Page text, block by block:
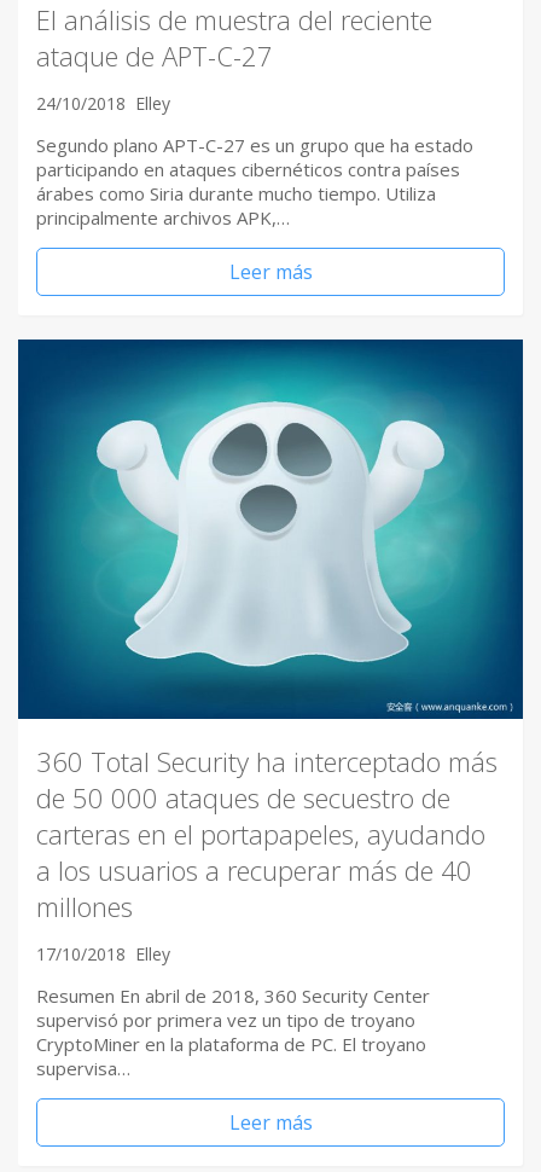
El análisis de muestra del reciente
ataque de APT-C-27
24/10/2018 Elley
Segundo plano APT-C-27 es un grupo que ha estado
participando en ataques cibernéticos contra países
árabes como Siria durante mucho tiempo. Utiliza
principalmente archivos APK,…
Leer más
360 Total Security ha interceptado más
de 50 000 ataques de secuestro de
carteras en el portapapeles, ayudando
a los usuarios a recuperar más de 40
millones
17/10/2018 Elley
Resumen En abril de 2018, 360 ​Security Center
supervisó por primera vez un tipo de troyano
CryptoMiner en la plataforma de PC. El troyano
supervisa…
Leer más